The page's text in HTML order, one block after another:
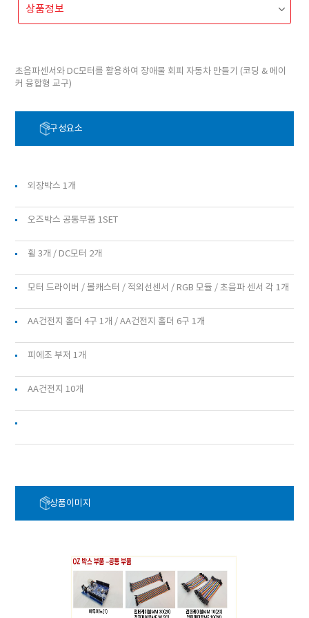
초음파센서와 DC모터를 활용하여 장애물 회피 자동차 만들기 (코딩 & 메이
커 융합형 교구)
구성요소
외장박스 1개
오즈박스 공통부품 1SET
휠 3개 / DC모터 2개
모터 드라이버 / 볼캐스터 / 적외선센서 / RGB 모듈 / 초음파 센서 각 1개
AA건전지 홀더 4구 1개 / AA건전지 홀더 6구 1개
피에조 부저 1개
AA건전지 10개
상품이미지